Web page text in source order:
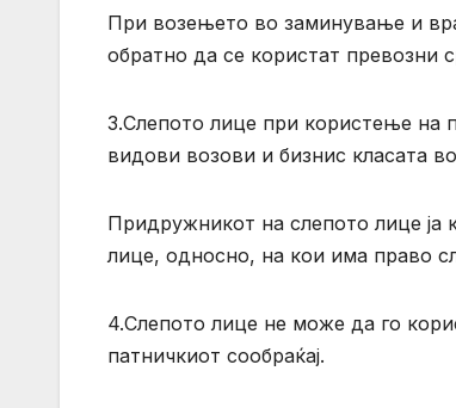
При возењето во заминување и
обратно да се користат превозни
3.Слепото лице при користење на
видови возови и бизнис класата
Придружникот на слепото лице ја
лице, односно, на кои има право
4.Слепото лице не може да го
патничкиот сообраќај.